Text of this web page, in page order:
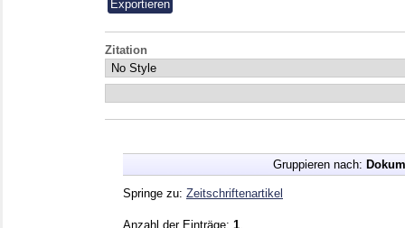
Zitation
Gruppieren nach:
Springe zu: Zeitschriftenartikel
Anzahl der Einträge: 1